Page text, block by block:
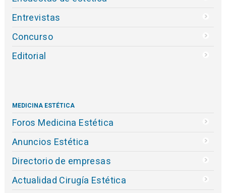
Entrevistas
Concurso
Editorial
MEDICINA ESTÉTICA
Foros Medicina Estética
Anuncios Estética
Directorio de empresas
Actualidad Cirugía Estética